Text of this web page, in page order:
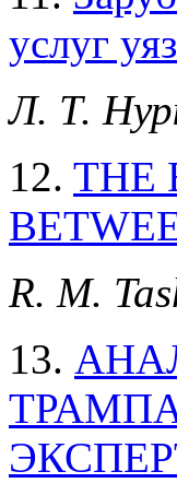
услуг
Л. Т.
12. THE
R. M.
13.